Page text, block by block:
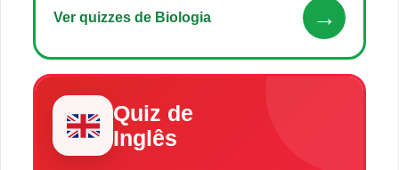
Ver quizzes de Biologia →
Quiz de
Inglês